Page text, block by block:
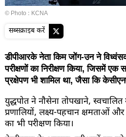
© Photo : KCNA
सब्सक्राइब करें
डीपीआरके नेता किम जोंग-उन ने
परीक्षणों का निरीक्षण किया, जिसमें
प्रक्षेपण भी शामिल था, जैसा कि
युद्धपोत ने नौसेना तोपखाने, स्वचालित
प्रणालियों, लक्ष्य-पहचान क्षमताओं
का भी परीक्षण किया।